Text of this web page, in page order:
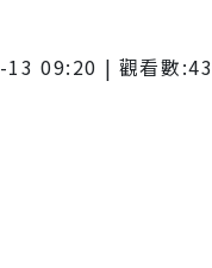
09:20 | 觀看數:43